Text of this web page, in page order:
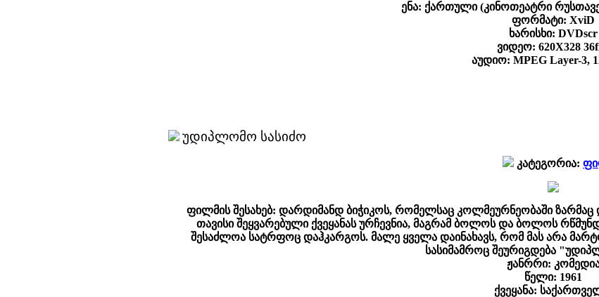
ენა: ქართული (კინოთეატრი
ფორმატი: XviD
ხარისხი: DVDscr
ვიდეო: 620X328
აუდიო: MPEG Layer-3,
უდიპლომო სასიძო
კატეგორია:
ფილმის შესახებ: დარდიმანდ ბიჭიკოს, რომელსაც კოლმეურნეობაში
თავისი შეყვარებული ქვეყანას ურჩევნია, მაგრამ ბოლოს და ბოლოს
შესაძლოა სატრფოც დაჰკარგოს. მალე ყველა დაინახავს, რომ მას არა
სასიმამროც შეურიგდება
ჟანრრი:
წელი: 1961
ქვეყანა: